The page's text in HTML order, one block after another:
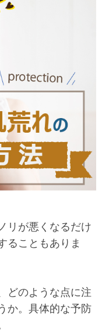
リが悪くなるだけ
ることもありま
どのような点に注
か。具体的な予防